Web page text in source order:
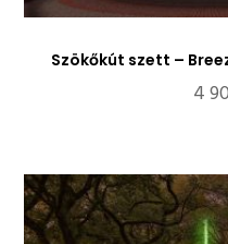
Szökőkút szett –
4